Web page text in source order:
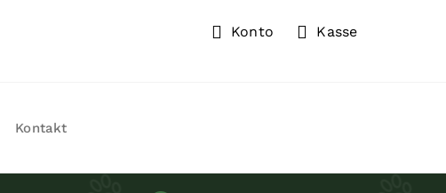
Konto Kasse
Kontakt